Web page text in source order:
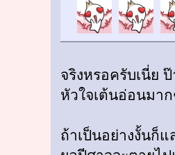
จริงหรอครับเนี่ย
หัวใจเต้นอ่อนมา
ถ้าเป็นอย่างงั้นก็